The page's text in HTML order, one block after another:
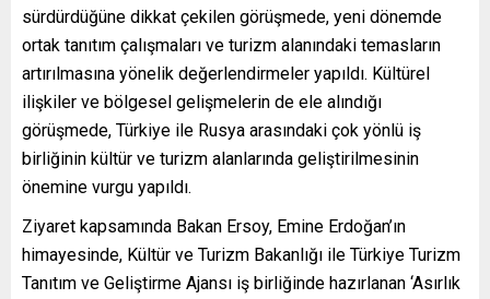
sürdürdüğüne dikkat çekilen görüşmede, yeni dönemde
ortak tanıtım çalışmaları ve turizm alanındaki temasların
artırılmasına yönelik değerlendirmeler yapıldı. Kültürel
ilişkiler ve bölgesel gelişmelerin de ele alındığı
görüşmede, Türkiye ile Rusya arasındaki çok yönlü iş
birliğinin kültür ve turizm alanlarında geliştirilmesinin
önemine vurgu yapıldı.
Ziyaret kapsamında Bakan Ersoy, Emine Erdoğan’ın
himayesinde, Kültür ve Turizm Bakanlığı ile Türkiye Turizm
Tanıtım ve Geliştirme Ajansı iş birliğinde hazırlanan ‘Asırlık